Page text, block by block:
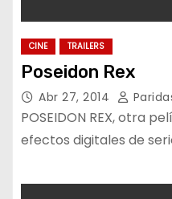
CINE TRAILERS
Poseidon Rex
Abr 27, 2014
POSEIDON REX, otra
efectos digitales de